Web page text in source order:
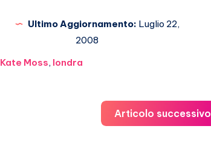
Ultimo Aggiornamento: Luglio 22,
2008
Kate Moss, londra
Articolo successivo